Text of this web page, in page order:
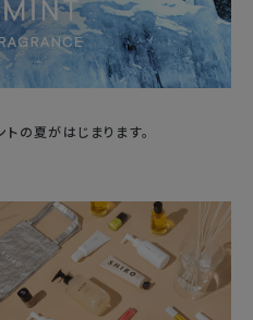
の夏がはじまります。